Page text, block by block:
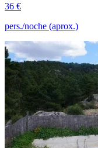
36 €
pers./noche (aprox.)